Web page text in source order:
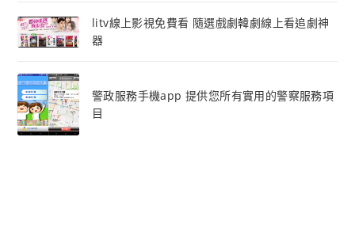
litv線上影視免費看 隨選戲劇韓劇線上看追劇神
器
警政服務手機app 提供您所有實用的警察服務項
目